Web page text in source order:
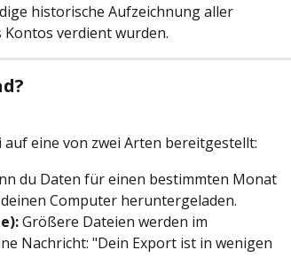
historische Aufzeichnung aller
verdient wurden.
auf eine von zwei Arten bereitgestellt:
du Daten für einen bestimmten Monat
Computer heruntergeladen.
Größere Dateien werden im
Nachricht: "Dein Export ist in wenigen